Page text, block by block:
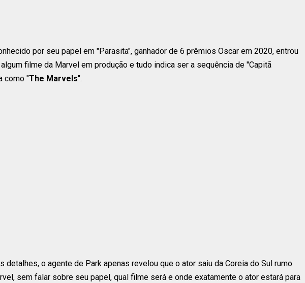
por seu papel em "Parasita", ganhador de 6 prêmios Oscar em 2020, entrou
filme da Marvel em produção e tudo indica ser a sequência de "Capitã
como "The Marvels".
detalhes, o agente de Park apenas revelou que o ator saiu da Coreia do Sul rumo
sem falar sobre seu papel, qual filme será e onde exatamente o ator estará para